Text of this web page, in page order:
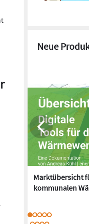
Neue
Marktübersicht
kommunalen